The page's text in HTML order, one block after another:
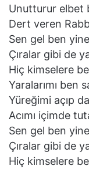
Unutturur elbet
Dert veren
Sen gel ben
Çıralar gibi de
Hiç kimselere
Yaralarımı ben
Yüreğimi açıp
Acımı içimde
Sen gel ben
Çıralar gibi de
Hiç kimselere